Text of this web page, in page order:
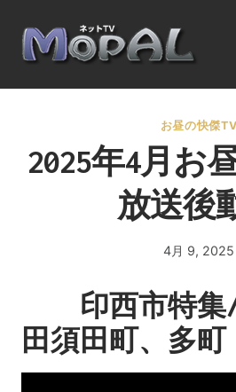
ス
お昼の快傑TV
2025年4月お
放送後
By
4月 9, 2025
印西市特集/
田須田町、多町